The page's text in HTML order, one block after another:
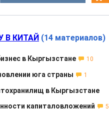
В КИТАЙ (14 материалов)
в Кыргызстане 10
юга страны 1
в Кыргызстане
капиталовложений
5